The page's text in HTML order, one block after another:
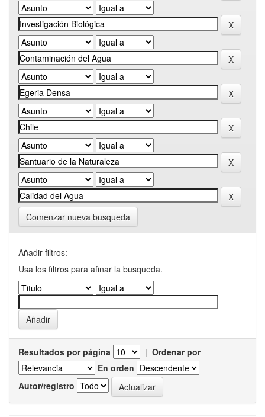
Comenzar nueva busqueda
Añadir filtros:
Usa los filtros para afinar la busqueda.
Resultados por página | Ordenar por
En orden
Autor/registro